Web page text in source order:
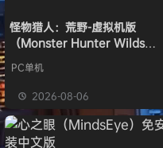
怪物猎人：荒野-虚拟机版
（Monster Hunter Wilds
PC单机
2026-08-06